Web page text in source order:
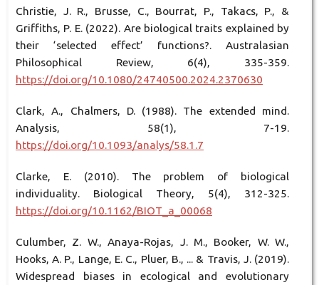
Christie, J. R., Brusse, C., Bourrat, P., Takacs, P., &
Griffiths, P. E. (2022). Are biological traits explained by
their ‘selected effect’ functions?. Australasian
Philosophical Review, 6(4), 335-359.
https://doi.org/10.1080/24740500.2024.2370630
Clark, A., Chalmers, D. (1988). The extended mind.
Analysis, 58(1), 7-19.
https://doi.org/10.1093/analys/58.1.7
Clarke, E. (2010). The problem of biological
individuality. Biological Theory, 5(4), 312-325.
https://doi.org/10.1162/BIOT_a_00068
Culumber, Z. W., Anaya-Rojas, J. M., Booker, W. W.,
Hooks, A. P., Lange, E. C., Pluer, B., ... & Travis, J. (2019).
Widespread biases in ecological and evolutionary